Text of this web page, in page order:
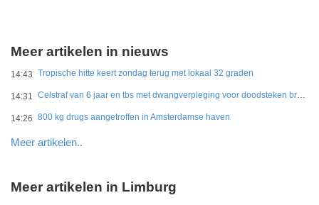
Meer artikelen in nieuws
14:43 Tropische hitte keert zondag terug met lokaal 32 graden
14:31 Celstraf van 6 jaar en tbs met dwangverpleging voor doodsteken broer in Gouda
14:26 800 kg drugs aangetroffen in Amsterdamse haven
Meer artikelen..
Meer artikelen in Limburg